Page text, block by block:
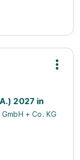
2027 in
+ Co. KG